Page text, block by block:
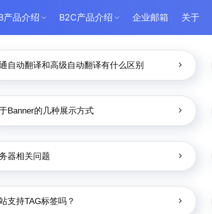
产品介绍 B2C产品介绍 企业邮箱 关于
自动翻译和高级自动翻译有什么区别
Banner的几种展示方式
器相关问题
支持TAG标签吗？